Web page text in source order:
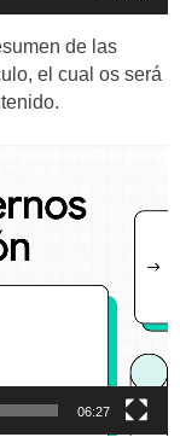
de las
el cual os será
06:27